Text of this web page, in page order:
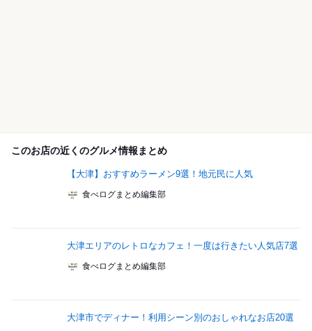
このお店の近くのグルメ情報まとめ
【大津】おすすめラーメン9選！地元民に人気
食べログまとめ編集部
大津エリアのレトロなカフェ！一度は行きたい人気店7選
食べログまとめ編集部
大津市でディナー！利用シーン別のおしゃれなお店20選